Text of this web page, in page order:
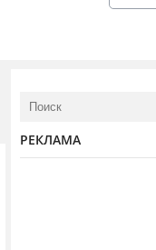
РЕКЛАМА